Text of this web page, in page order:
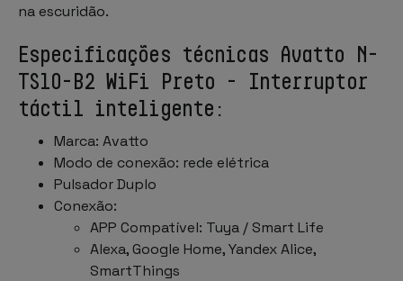
na escuridão.
Especificações técnicas Avatto N-
TS10-B2 WiFi Preto - Interruptor
táctil inteligente:
Marca: Avatto
Modo de conexão: rede elétrica
Pulsador Duplo
Conexão:
APP Compatível: Tuya / Smart Life
Alexa, Google Home, Yandex Alice,
SmartThings